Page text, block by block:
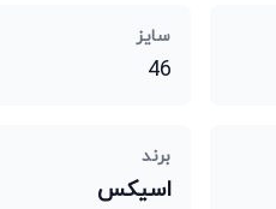
سایز
46
برند
اسیکس